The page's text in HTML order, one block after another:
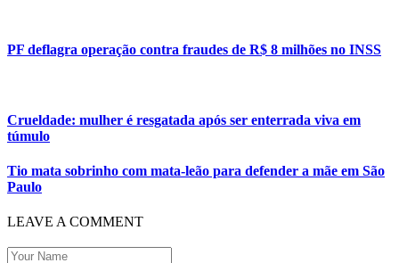
PF deflagra operação contra fraudes de R$ 8 milhões no INSS
Crueldade: mulher é resgatada após ser enterrada viva em
túmulo
Tio mata sobrinho com mata-leão para defender a mãe em São
Paulo
LEAVE A COMMENT